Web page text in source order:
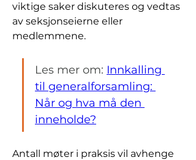
viktige saker diskuteres og vedtas
av seksjonseierne eller
medlemmene.
Les mer om: Innkalling
til generalforsamling:
Når og hva må den
inneholde?
Antall møter i praksis vil avhenge